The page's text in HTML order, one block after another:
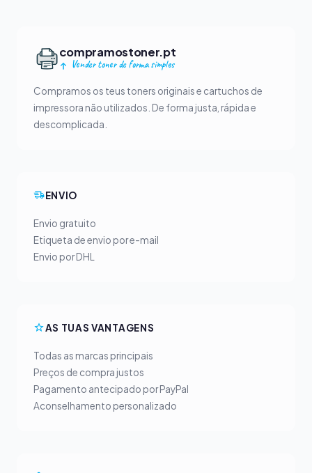
compramostoner.pt
Vender toner de forma simples
Compramos os teus toners originais e cartuchos de
impressora não utilizados. De forma justa, rápida e
descomplicada.
ENVIO
Envio gratuito
Etiqueta de envio por e-mail
Envio por DHL
AS TUAS VANTAGENS
Todas as marcas principais
Preços de compra justos
Pagamento antecipado por PayPal
Aconselhamento personalizado